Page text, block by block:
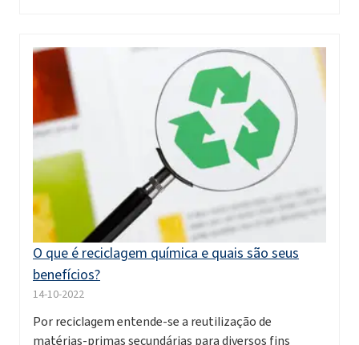
O que é reciclagem química e quais são seus
benefícios?
14-10-2022
Por reciclagem entende-se a reutilização de
matérias-primas secundárias para diversos fins